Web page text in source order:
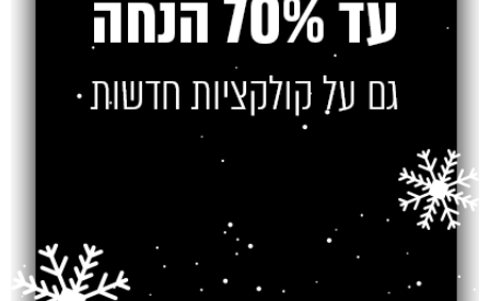
חוות דעת (0)
צרו קשר
מוצרים קשורים